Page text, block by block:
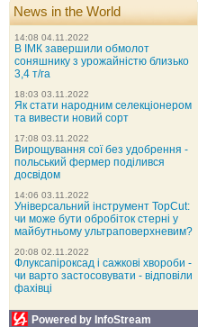
News in the World
14:08 04.11.2022
В ІМК завершили обмолот
соняшнику з урожайністю близько
3,4 т/га
18:03 03.11.2022
Як стати народним селекціонером
та вивести новий сорт
17:08 03.11.2022
Вирощування сої без удобрення -
польський фермер поділився
досвідом
14:06 03.11.2022
Універсальний інструмент TopCut:
чи може бути обробіток стерні у
майбутньому ультраповерхневим?
20:08 02.11.2022
Флуксапіроксад і сажкові хвороби -
чи варто застосовувати - відповіли
фахівці
Powered by InfoStream